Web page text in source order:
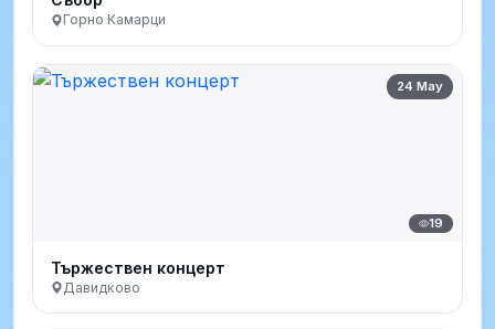
Горно Камарци
24 May
19
Тържествен концерт
Давидково